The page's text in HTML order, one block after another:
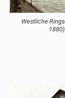
Westliche
1880).